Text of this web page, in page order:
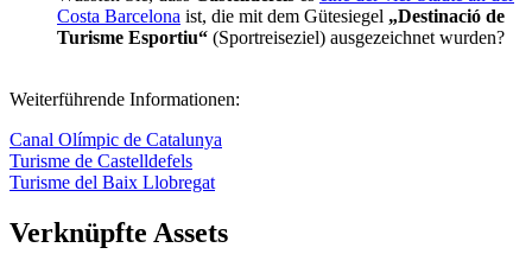
Costa Barcelona ist, die mit dem Gütesiegel „Destinació de
Turisme Esportiu“ (Sportreiseziel) ausgezeichnet wurden?
Weiterführende Informationen:
Canal Olímpic de Catalunya
Turisme de Castelldefels
Turisme del Baix Llobregat
Verknüpfte Assets